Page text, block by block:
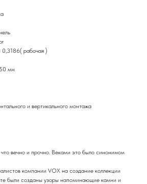
рабочая )
мм
и вертикального монтажа
вечно и прочно. Веками это было синонимом
компании VOX на создание коллекции
были созданы узоры напоминающие камни и